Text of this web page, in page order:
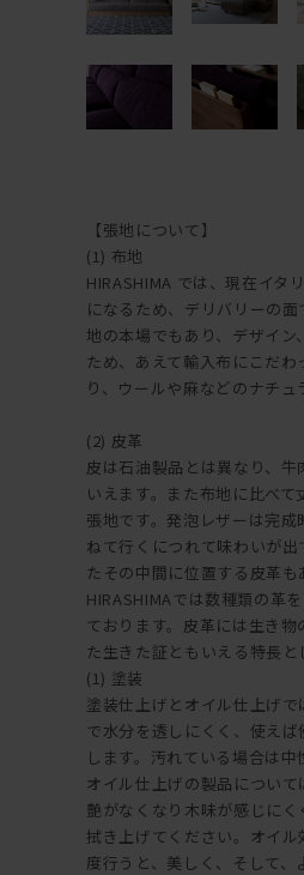
【張地について】
(1) 布地
HIRASHIMA では、現在イタ
になるため、デリバリーの
地の本場でもあり、デザイ
ため、あえて輸入布にこだ
り、ウールや麻などのナチ
(2) 皮革
皮は石油製品とは異なり、
いえます。また布地に比べ
張地です。発泡レザーは完
ねて行くにつれて味わいが
たその中間に位置する皮革
HIRASHIMAでは数種類の革
ております。皮革には生き
た生きた証ともいえる特長と
(1) 塗装
塗装仕上げとオイル仕上げ
で水分を透しにくく、使え
します。汚れている場合は
オイル仕上げの製品につい
艶がなくなり木味が感じに
拭き上げてください。オイ
度行うと、美しく、そして、